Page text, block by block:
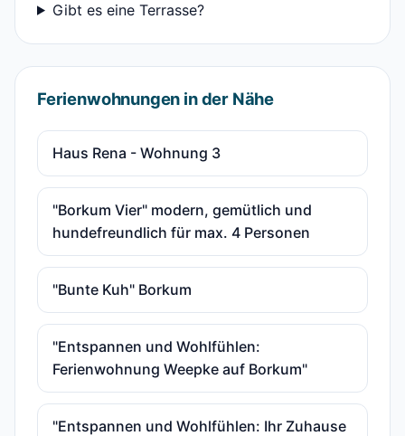
Gibt es eine Terrasse?
Ferienwohnungen in der Nähe
Haus Rena - Wohnung 3
"Borkum Vier" modern, gemütlich und
hundefreundlich für max. 4 Personen
"Bunte Kuh" Borkum
"Entspannen und Wohlfühlen:
Ferienwohnung Weepke auf Borkum"
"Entspannen und Wohlfühlen: Ihr Zuhause